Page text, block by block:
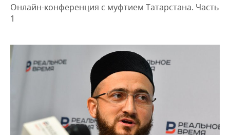
КОМУ ПРИНАДЛЕЖАТ
ТОРГОВЫЕ ЦЕНТРЫ
БЮДЖЕТ
МАШИНОСТРОЕНИЕ
НЕФТЬ
НОВОСТИ АВТО
БИЗНЕС
РОЗНИЧНАЯ ТОРГОВЛЯ
НОВОСТИ ТЕХНОЛОГИЙ
ТЕЛЕКОММУНИКАЦИИ
МЕРОПРИЯТИЯ
НОВОСТИ МЕРОПРИЯТИЙ
ВЫЕЗДНАЯ РЕДАКЦИЯ
БИЗНЕС-БРАНЧИ
НОВОСТИ СПОРТА
ФУТБОЛ
НОВОСТИ ОБЩЕСТВА
ФОТОГАЛЕРЕЯ
Онлайн-конференция с муфтием Татарстана. Часть
1